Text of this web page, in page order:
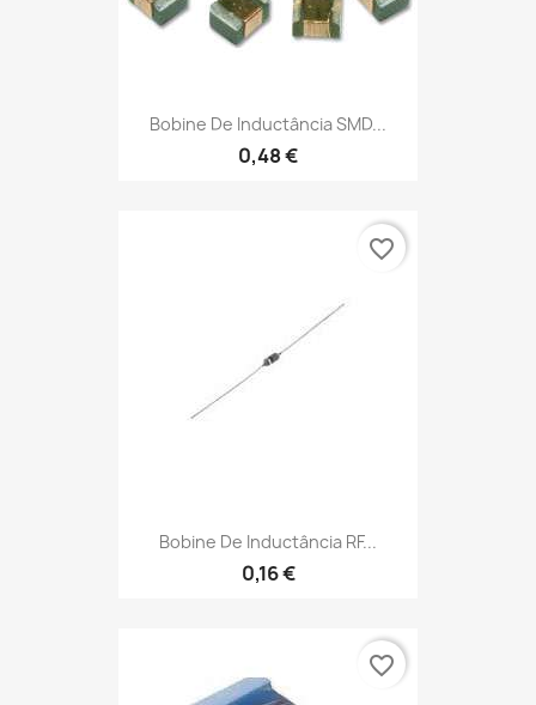
Bobine De Inductância SMD...
0,48 €
Bobine De Inductância RF...
0,16 €
favorite_border
favorite_border